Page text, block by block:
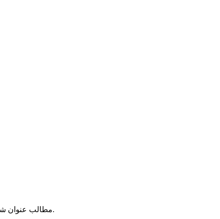
مطالب عنوان شده در اخبار، مقالات، دیدگاهها و غیره نظر نویسندگان آنهاست. سایت ملیون هیچگونه مسؤلیتی را در قبال نظرات و مطالب مزبور نمی پذیرد.